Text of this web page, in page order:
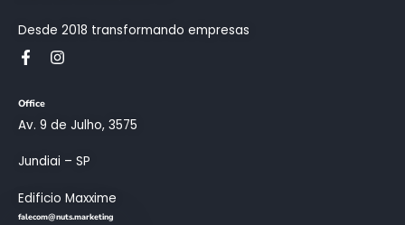
Desde 2018 transformando empresas
Office
Edificio Maxxime